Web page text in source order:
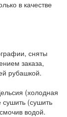
в качестве
сняты
заказа,
рубашкой.
(холодная
(сушить
водой.